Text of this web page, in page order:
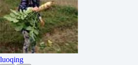
luoqing